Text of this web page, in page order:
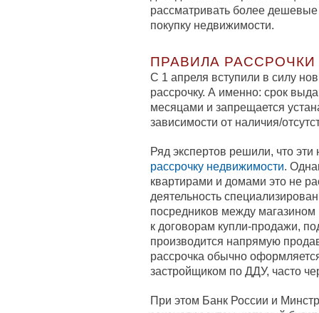
рассматривать более
покупку недвижимости.
ПРАВИЛА РАССРОЧКИ
С 1 апреля вступили в силу
рассрочку. А именно: срок
месяцами и запрещается
зависимости от наличия/
Ряд экспертов решили, что
рассрочку недвижимости.
квартирами и домами это не
деятельность
посредников между магазином
к договорам купли-продажи,
производится напрямую
рассрочка обычно
застройщиком по ДДУ, часто
При этом Банк России и